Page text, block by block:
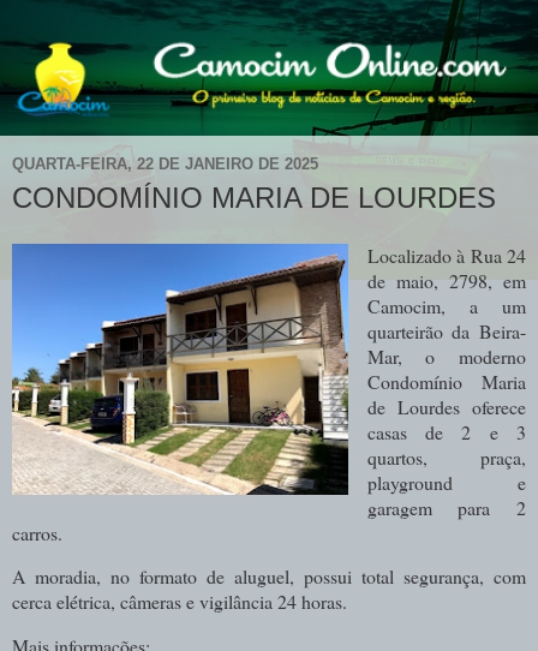
QUARTA-FEIRA, 22 DE JANEIRO DE 2025
CONDOMÍNIO MARIA DE LOURDES
Localizado à Rua 24
de maio, 2798, em
Camocim, a um
quarteirão da Beira-
Mar, o moderno
Condomínio Maria
de Lourdes oferece
casas de 2 e 3
quartos, praça,
playground e
garagem para 2
carros.
A moradia, no formato de aluguel, possui total segurança, com
cerca elétrica, câmeras e vigilância 24 horas.
Mais informações: